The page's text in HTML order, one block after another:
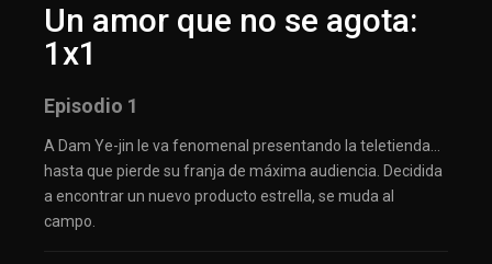
Un amor que no se agota:
1x1
Episodio 1
A Dam Ye-jin le va fenomenal presentando la teletienda…
hasta que pierde su franja de máxima audiencia. Decidida
a encontrar un nuevo producto estrella, se muda al
campo.